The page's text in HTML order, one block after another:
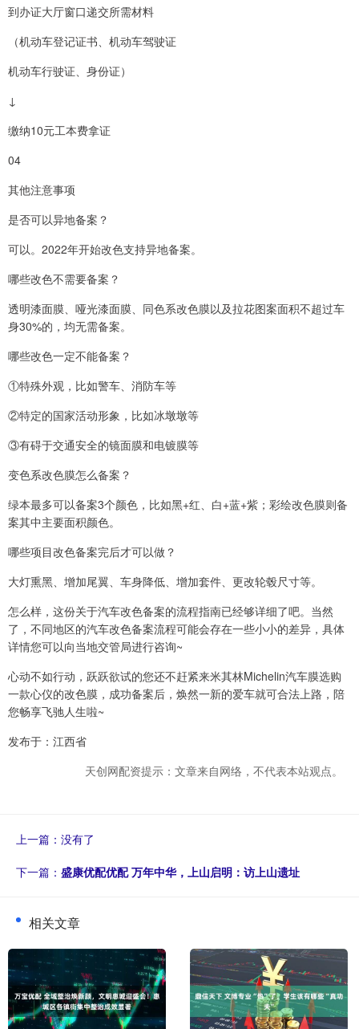
到办证大厅窗口递交所需材料
（机动车登记证书、机动车驾驶证
机动车行驶证、身份证）
↓
缴纳10元工本费拿证
04
其他注意事项
是否可以异地备案？
可以。2022年开始改色支持异地备案。
哪些改色不需要备案？
透明漆面膜、哑光漆面膜、同色系改色膜以及拉花图案面积不超过车
身30%的，均无需备案。
哪些改色一定不能备案？
①特殊外观，比如警车、消防车等
②特定的国家活动形象，比如冰墩墩等
③有碍于交通安全的镜面膜和电镀膜等
变色系改色膜怎么备案？
绿本最多可以备案3个颜色，比如黑+红、白+蓝+紫；彩绘改色膜则备
案其中主要面积颜色。
哪些项目改色备案完后才可以做？
大灯熏黑、增加尾翼、车身降低、增加套件、更改轮毂尺寸等。
怎么样，这份关于汽车改色备案的流程指南已经够详细了吧。当然
了，不同地区的汽车改色备案流程可能会存在一些小小的差异，具体
详情您可以向当地交管局进行咨询~
心动不如行动，跃跃欲试的您还不赶紧来米其林Michelin汽车膜选购
一款心仪的改色膜，成功备案后，焕然一新的爱车就可合法上路，陪
您畅享飞驰人生啦~
发布于：江西省
天创网配资提示：文章来自网络，不代表本站观点。
上一篇：没有了
下一篇： 盛康优配优配 万年中华，上山启明：访上山遗址
相关文章